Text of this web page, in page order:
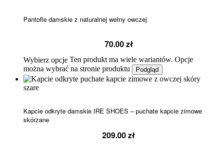
Pantofle damskie z naturalnej wełny owczej
70.00zł
Wybierz opcje Ten produkt ma wiele wariantów. Opcje
można wybrać na stronie produktu
Podgląd
Kapcie odkryte damskie IRE SHOES – puchate kapcie zimowe
skórzane
209.00zł